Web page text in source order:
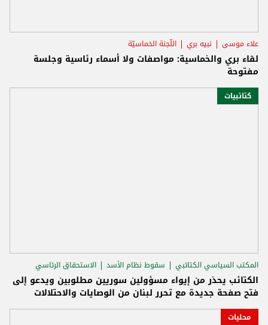
علاء موسى نبيه بري اللّجنة الخماسيّة
لقاء بري والخماسية: مواصفات ولا أسماء رئاسية وجلسة
مفتوحة
كتائبيات
المكتب السياسي الكتائبي سقوط نظام الأسد الاستحقاق الرئاسي
الكتائب يحذر من إيواء مسؤولين سوريين مطلوبين ويدعو إلى
فتح صفحة جديدة مع تحرر لبنان من الوصايات والاحتلالات
محليات